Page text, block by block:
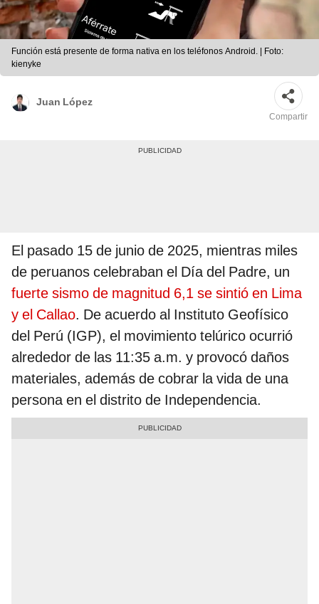
Función está presente de forma nativa en los teléfonos Android. | Foto:
kienyke
Juan López
Compartir
El pasado 15 de junio de 2025, mientras miles
de peruanos celebraban el Día del Padre, un
fuerte sismo de magnitud 6,1 se sintió en Lima
y el Callao. De acuerdo al Instituto Geofísico
del Perú (IGP), el movimiento telúrico ocurrió
alrededor de las 11:35 a.m. y provocó daños
materiales, además de cobrar la vida de una
persona en el distrito de Independencia.